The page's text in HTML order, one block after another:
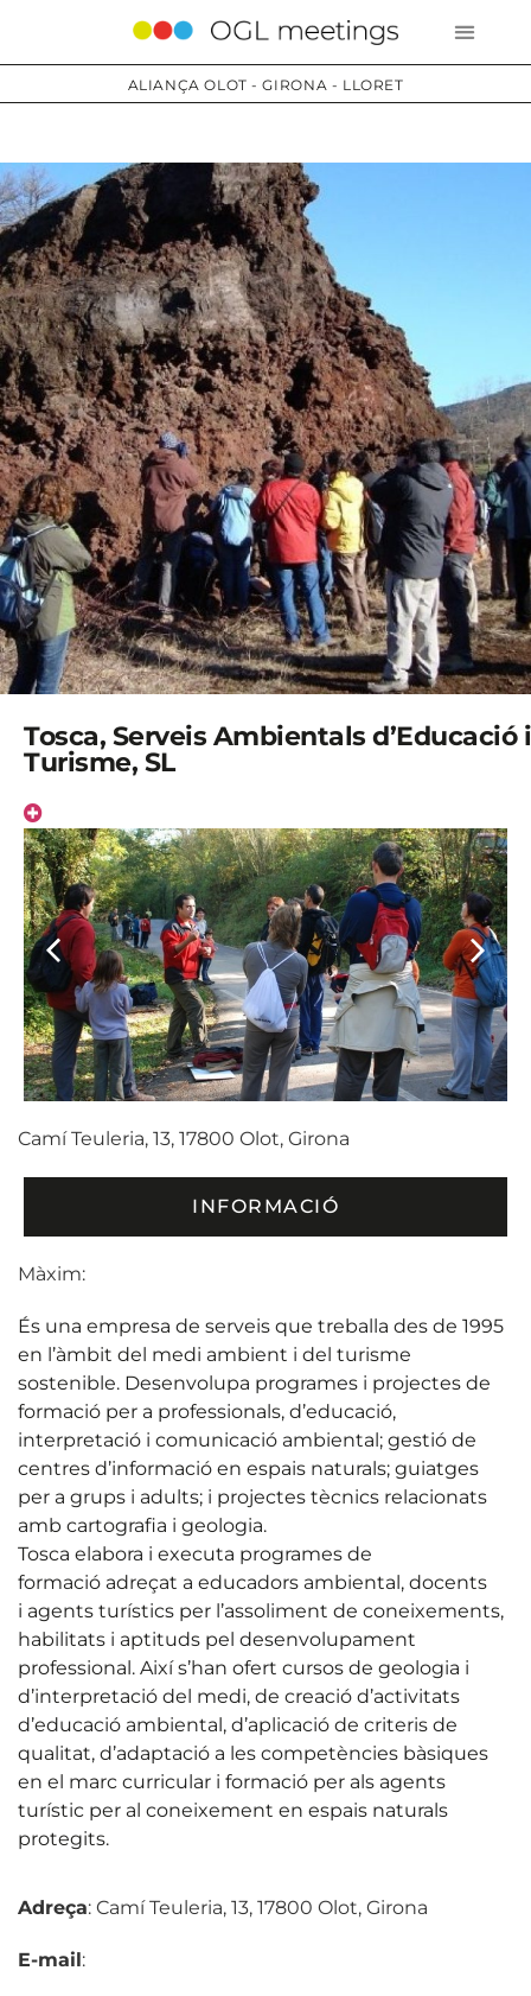
ALIANÇA OLOT - GIRONA - LLORET
Tosca, Serveis Ambientals d’Educació i
Turisme, SL
Camí Teuleria, 13, 17800 Olot, Girona
INFORMACIÓ
Màxim:
És una empresa de serveis que treballa des de 1995
en l’àmbit del medi ambient i del turisme
sostenible. Desenvolupa programes i projectes de
formació per a professionals, d’educació,
interpretació i comunicació ambiental; gestió de
centres d’informació en espais naturals; guiatges
per a grups i adults; i projectes tècnics relacionats
amb cartografia i geologia.
Tosca elabora i executa programes de
formació adreçat a educadors ambiental, docents
i agents turístics per l’assoliment de coneixements,
habilitats i aptituds pel desenvolupament
professional. Així s’han ofert cursos de geologia i
d’interpretació del medi, de creació d’activitats
d’educació ambiental, d’aplicació de criteris de
qualitat, d’adaptació a les competències bàsiques
en el marc curricular i formació per als agents
turístic per al coneixement en espais naturals
protegits.
Adreça: Camí Teuleria, 13, 17800 Olot, Girona
E-mail: